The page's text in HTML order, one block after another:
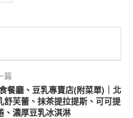
篇
餐廳、豆乳專賣店(附菜單)｜北
芙蕾、抹茶提拉提斯、可可提
、濃厚豆乳冰淇淋